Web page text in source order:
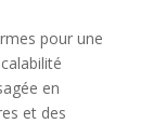
pour une
en
et des